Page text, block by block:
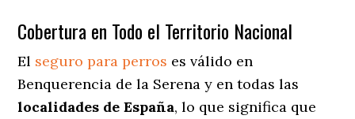
Cobertura en Todo el Territorio Nacional
El seguro para perros es válido en
Benquerencia de la Serena y en todas las
localidades de España, lo que significa que